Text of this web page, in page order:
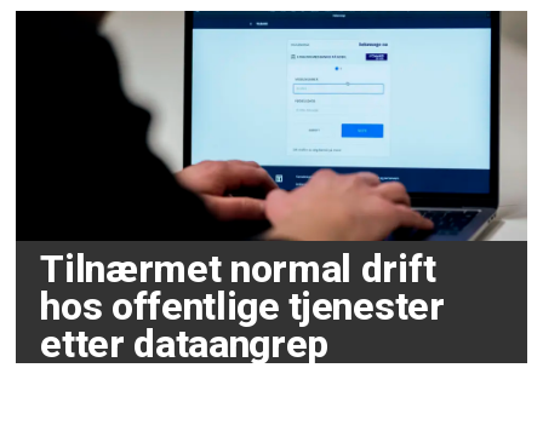
Tilnærmet normal drift
hos offentlige tjenester
etter dataangrep